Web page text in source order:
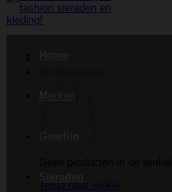
Terug naar winkel